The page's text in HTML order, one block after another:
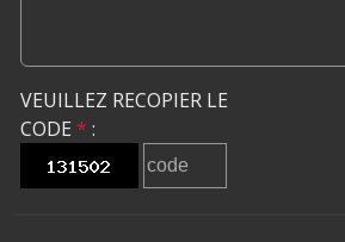
VEUILLEZ RECOPIER LE
CODE * :